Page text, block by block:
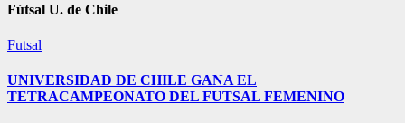
Fútsal U. de Chile
Futsal
UNIVERSIDAD DE CHILE GANA EL
TETRACAMPEONATO DEL FUTSAL FEMENINO